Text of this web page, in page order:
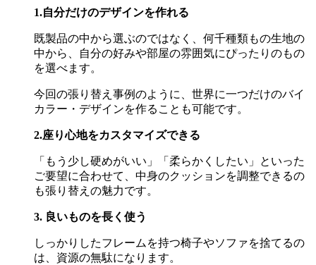
1.自分だけのデザインを作れる
既製品の中から選ぶのではなく、何千種類もの生地の
中から、自分の好みや部屋の雰囲気にぴったりのもの
を選べます。
今回の張り替え事例のように、世界に一つだけのバイ
カラー・デザインを作ることも可能です。
2.座り心地をカスタマイズできる
「もう少し硬めがいい」「柔らかくしたい」といった
ご要望に合わせて、中身のクッションを調整できるの
も張り替えの魅力です。
3. 良いものを長く使う
しっかりしたフレームを持つ椅子やソファを捨てるの
は、資源の無駄になります。